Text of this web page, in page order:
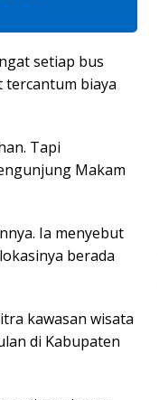
setiap bus
biaya
Tapi
Makam
Ia menyebut
berada
kawasan wisata
di Kabupaten